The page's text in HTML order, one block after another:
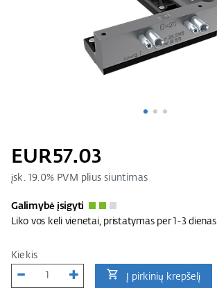
EUR57.03
įsk. 19.0% PVM pliussiuntimas
Galimybė įsigyti
Liko vos keli vienetai, pristatymas per 1-3 dienas
Kiekis
Į pirkinių krepšelį